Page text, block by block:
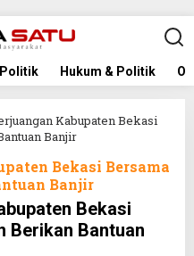
Politik Hukum & Politik
Kabupaten Bekasi
Banjir
Bekasi Bersama
Banjir
Bekasi
Berikan Bantuan